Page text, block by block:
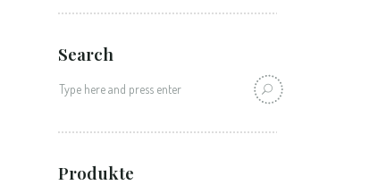
Search
Produkte